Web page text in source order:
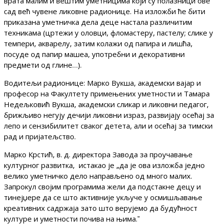
сад већ чувене ликовне радионице. На изложби ће бити
приказана уметничка дела деце настала различитим
техникама (цртежи у оловци, фломастеру, пастелу; слике у
темпери, акварелу, затим колажи од папира и лишћа,
посуде од папир машеа, употребни и декоративни
предмети од глине…).
Водитељи радионице: Марко Вукша, академски вајар и
професор на Факултету примењених уметности и Тамара
Недељковић Вукша, академски сликар и ликовни педагог,
брижљиво негују дечији ликовни израз, развијају осећај за
лепо и сензибилитет сваког детета, али и осећај за тимски
рад и пријатељство.
Марко Крстић, в. д. директора Завода за проучавање
културног развитка, истакао је „да је ова изложба једно
велико уметничко дело направљено од много малих.
Запрокул својим програмима жели да подстакне децу и
тинејџере да се што активније укључе у осмишљавање
креативних садржаја зато што верујемо да будућност
културе и уметности почива на њима.ˮ